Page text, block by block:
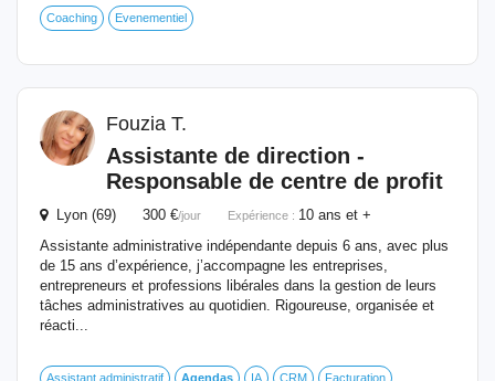
Coaching Evenementiel
Fouzia T.
Assistante de direction -
Responsable de centre de profit
Lyon (69) 300 €/jour Expérience : 10 ans et +
Assistante administrative indépendante depuis 6 ans, avec plus
de 15 ans d’expérience, j’accompagne les entreprises,
entrepreneurs et professions libérales dans la gestion de leurs
tâches administratives au quotidien. Rigoureuse, organisée et
réacti...
Assistant administratif Agendas IA CRM Facturation